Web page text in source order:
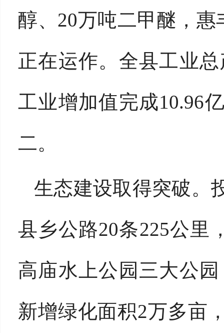
醇、20万吨二甲醚，
正在运作。全县工业
工业增加值完成10.96
二。
生态建设取得突破。
县乡公路20条225公里
高庙水上公园三大公
新增绿化面积2万多亩